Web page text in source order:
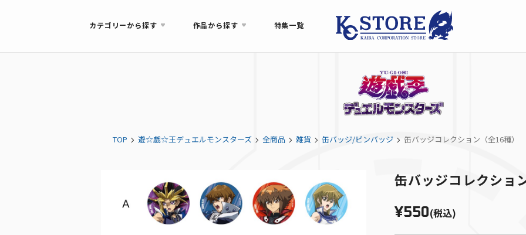
カテゴリーから探す 作品から探す 特集一覧
TOP 遊☆戯☆王デュエルモンスターズ 全商品 雑貨 缶バッジ/ピンバッジ 缶バッジコレクション（全16種）
缶バッジコレクショ
¥550(税込)